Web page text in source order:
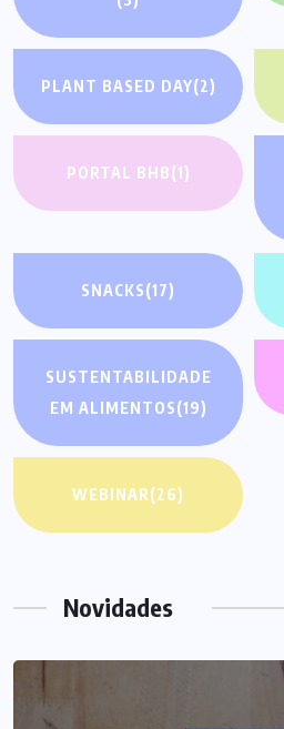
PLANT BASED DAY(2)
PORTAL BHB(1)
SNACKS(17)
SUSTENTABILIDADE
EM ALIMENTOS(19)
WEBINAR(26)
Novidades